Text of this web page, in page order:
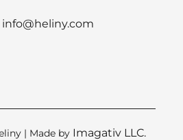
info@heliny.com
| Made by Imagativ LLC.